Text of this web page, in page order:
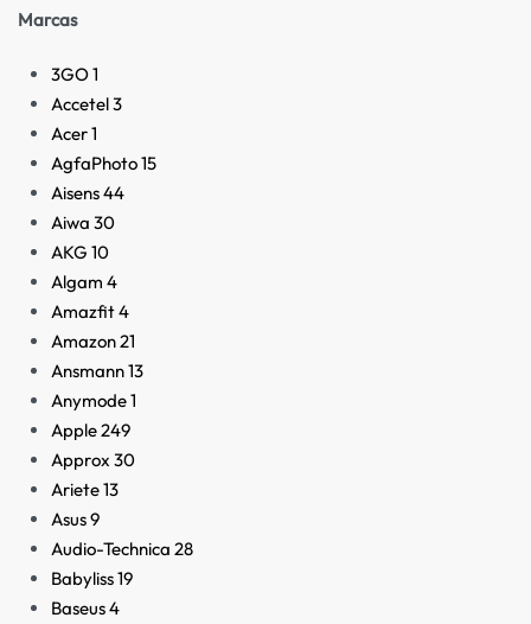
Marcas
3GO1
Accetel3
Acer1
AgfaPhoto15
Aisens44
Aiwa 30
AKG 10
Algam 4
Amazfit4
Amazon21
Ansmann13
Anymode1
Apple249
Approx 30
Ariete13
Asus9
Audio-Technica 28
Babyliss19
Baseus4